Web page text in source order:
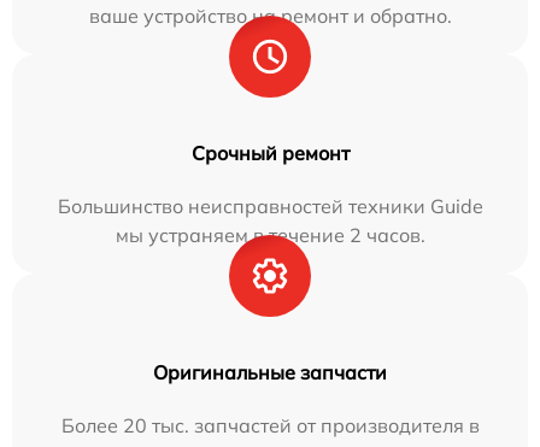
ваше устройство на ремонт и обратно.
Срочный ремонт
Большинство неисправностей техники Guide
мы устраняем в течение 2 часов.
Оригинальные запчасти
Более 20 тыс. запчастей от производителя в